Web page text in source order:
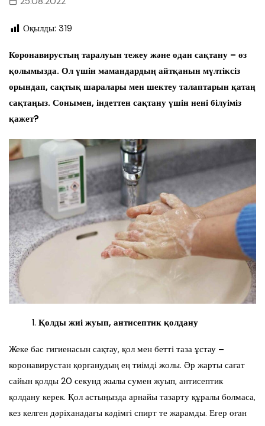
Оқылды: 319
Коронавирустың таралуын тежеу және одан сақтану – өз
қолымызда. Ол үшін мамандардың айтқанын мүлтіксіз
орындап, сақтық шаралары мен шектеу талаптарын қатаң
сақтаңыз. Сонымен, індеттен сақтану үшін нені білуіміз
қажет?
Қолды жиі жуып, антисептик қолдану
Жеке бас гигиенасын сақтау, қол мен бетті таза ұстау –
коронавирустан қорғанудың ең тиімді жолы. Әр жарты сағат
сайын қолды 20 секунд жылы сумен жуып, антисептик
қолдану керек. Қол астыңызда арнайы тазарту құралы болмаса,
кез келген дәріханадағы кәдімгі спирт те жарамды. Егер оған